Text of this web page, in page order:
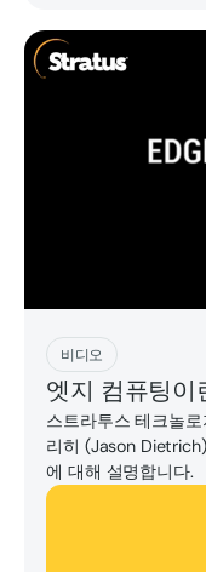
비디오
엣지 컴퓨팅이
스트라투스 테크놀
리히 (Jason
에 대해 설명합니다.
지금 플레이하세요
지금 플레이하세요